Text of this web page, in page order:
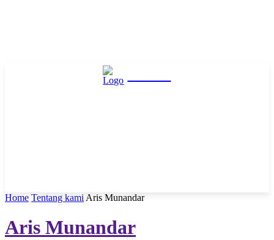
Home Tentang kami Aris Munandar
Aris Munandar